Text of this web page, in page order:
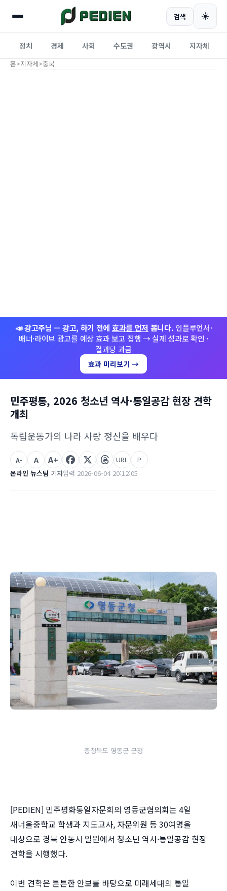
검색 ☀️
정치 경제 사회 수도권 광역시 지자체
홈>지자체>충북
📣 광고주님 — 광고, 하기 전에 효과를 먼저 봅니다. 인플루언서·
배너·라이브 광고를 예상 효과 보고 집행 → 실제 성과로 확인 ·
결과당 과금
효과 미리보기 →
민주평통, 2026 청소년 역사·통일공감 현장 견학
개최
독립운동가의 나라 사랑 정신을 배우다
온라인 뉴스팀 기자입력 2026-06-04 20:12:05
A- A A+ URL P
충청북도 영동군 군청
[PEDIEN] 민주평화통일자문회의 영동군협의회는 4일
새너울중학교 학생과 지도교사, 자문위원 등 30여명을
대상으로 경북 안동시 일원에서 청소년 역사·통일공감 현장
견학을 시행했다.
이번 견학은 튼튼한 안보를 바탕으로 미래세대의 통일